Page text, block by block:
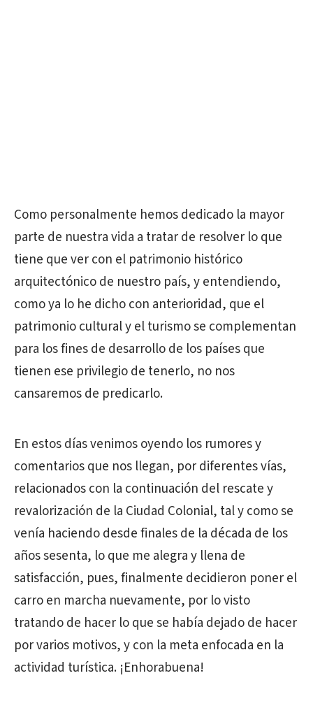
Como personalmente hemos dedicado la mayor
parte de nuestra vida a tratar de resolver lo que
tiene que ver con el patrimonio histórico
arquitectónico de nuestro país, y entendiendo,
como ya lo he dicho con anterioridad, que el
patrimonio cultural y el turismo se complementan
para los fines de desarrollo de los países que
tienen ese privilegio de tenerlo, no nos
cansaremos de predicarlo.
En estos días venimos oyendo los rumores y
comentarios que nos llegan, por diferentes vías,
relacionados con la continuación del rescate y
revalorización de la Ciudad Colonial, tal y como se
venía haciendo desde finales de la década de los
años sesenta, lo que me alegra y llena de
satisfacción, pues, finalmente decidieron poner el
carro en marcha nuevamente, por lo visto
tratando de hacer lo que se había dejado de hacer
por varios motivos, y con la meta enfocada en la
actividad turística. ¡Enhorabuena!